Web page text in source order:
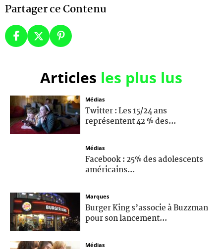
Partager ce Contenu
Articles les plus lus
Médias
Twitter : Les 15/24 ans
représentent 42 % des...
Médias
Facebook : 25% des adolescents
américains...
Marques
Burger King s’associe à Buzzman
pour son lancement...
Médias